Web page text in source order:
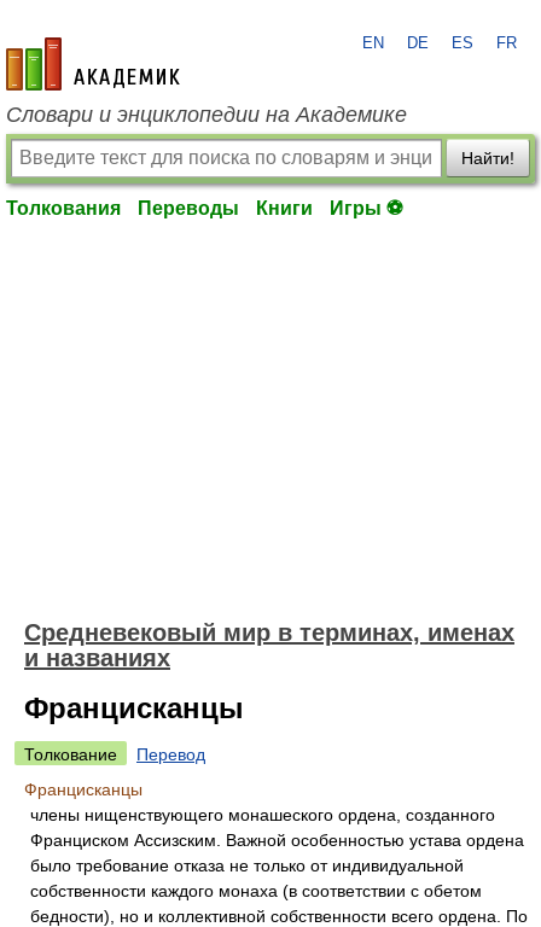
academic.ru
EN DE ES FR
Словари и энциклопедии на Академике
Найти!
Толкования Переводы Книги Игры ⚽
Средневековый мир в терминах, именах
и названиях
Францисканцы
Толкование
Перевод
Францисканцы
члены нищенствующего монашеского ордена, созданного
Франциском Ассизским. Важной особенностью устава ордена
было требование отказа не только от индивидуальной
собственности каждого монаха (в соответствии с обетом
бедности), но и коллективной собственности всего ордена. По